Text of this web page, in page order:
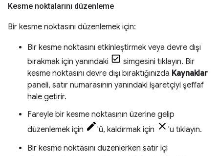
Kesme noktalarını düzenleme
Bir kesme noktasını düzenlemek için:
Bir kesme noktasını etkinleştirmek veya devre dışı
bırakmak için yanındaki
simgesini tıklayın. Bir
kesme noktasını devre dışı bıraktığınızda Kaynaklar
paneli, satır numarasının yanındaki işaretçiyi şeffaf
hale getirir.
Fareyle bir kesme noktasının üzerine gelip
düzenlemek için
'ü, kaldırmak için
'u tıklayın.
Bir kesme noktasını düzenlerken satır içi